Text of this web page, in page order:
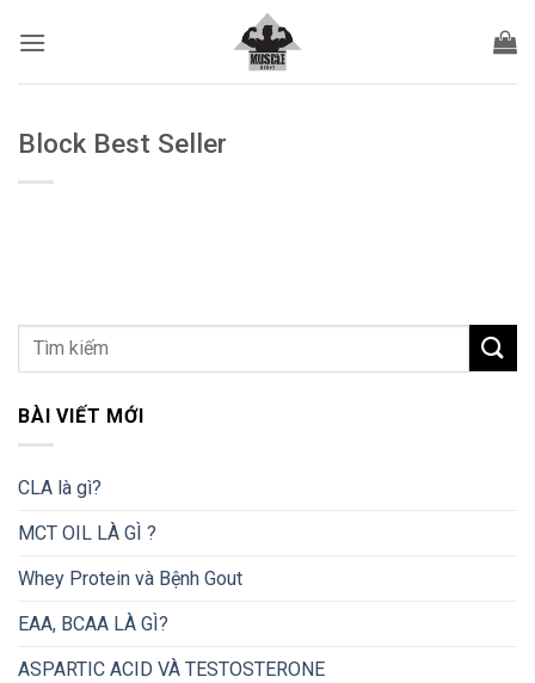
qua
Block Best Seller
BÀI VIẾT MỚI
CLA là gì?
MCT OIL LÀ GÌ ?
Whey Protein và Bệnh Gout
EAA, BCAA LÀ GÌ?
ASPARTIC ACID VÀ TESTOSTERONE